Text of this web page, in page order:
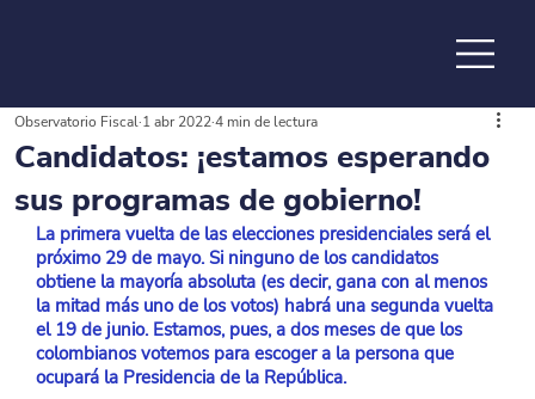
de la
Candidatos: ¡estamos esperando
sus programas de gobierno!
Observatorio Fiscal 1 abr 20224 min de lectura
La primera vuelta de las elecciones presidenciales será el
próximo 29 de mayo. Si ninguno de los candidatos
obtiene la mayoría absoluta (es decir, gana con al menos
la mitad más uno de los votos) habrá una segunda vuelta
el 19 de junio. Estamos, pues, a dos meses de que los
colombianos votemos para escoger a la persona que
ocupará la Presidencia de la República.